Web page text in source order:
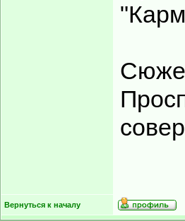
Вернуться к началу